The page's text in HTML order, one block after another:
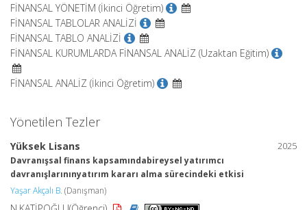
FİNANSAL YÖNETİM (İkinci Öğretim)
FİNANSAL TABLOLAR ANALİZİ
FİNANSAL TABLO ANALİZİ
FİNANSAL KURUMLARDA FİNANSAL ANALİZ (Uzaktan Eğitim)
FİNANSAL ANALİZ (İkinci Öğretim)
Yönetilen Tezler
2025
Yüksek Lisans
Davranışsal finans kapsamındabireysel yatırımcı
davranışlarınınyatırım kararı alma sürecindeki etkisi
Yaşar Akçalı B. (Danışman)